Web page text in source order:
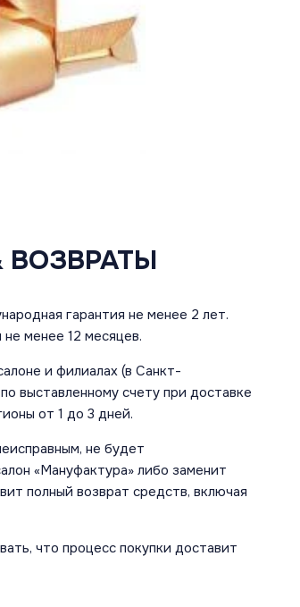
ВОЗВРАТЫ
гарантия не менее 2 лет.
менее 12 месяцев.
и филиалах (в Санкт-
выставленному счету при доставке
от 1 до 3 дней.
не будет
«Мануфактура» либо заменит
полный возврат средств, включая
что процесс покупки доставит